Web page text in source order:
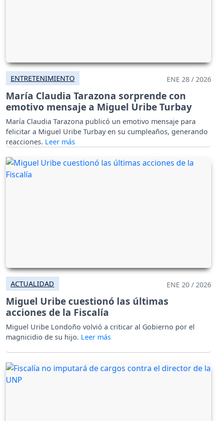
ENTRETENIMIENTO ENE 28 / 2026
María Claudia Tarazona sorprende con
emotivo mensaje a Miguel Uribe Turbay
María Claudia Tarazona publicó un emotivo mensaje para
felicitar a Miguel Uribe Turbay en su cumpleaños, generando
reacciones.
ACTUALIDAD ENE 20 / 2026
Miguel Uribe cuestionó las últimas
acciones de la Fiscalía
Miguel Uribe Londoño volvió a criticar al Gobierno por el
magnicidio de su hijo.